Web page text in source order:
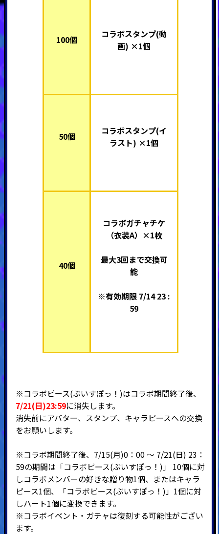
100個
コラボスタンプ(動
画) ×1個
50個
コラボスタンプ(イ
ラスト) ×1個
40個
コラボガチャチケ
（衣装A）×1枚
最大3回まで交換可
能
※有効期限 7/14 23 :
59
※コラボピース(ぶいすぽっ！)はコラボ期間終了後、
7/21(日)23:59に消失します。
消失前にアバター、スタンプ、キャラピースへの交換
をお願いします。
※コラボ期間終了後、7/15(月)0：00 ～ 7/21(日) 23：
59の期間は「コラボピース(ぶいすぽっ！)」 10個に対
しコラボメンバーの好きな贈り物1個、またはキャラ
ピース1個、「コラボピース(ぶいすぽっ！)」1個に対
しハート1個に変換できます。
※コラボイベント・ガチャは復刻する可能性がござい
ます。